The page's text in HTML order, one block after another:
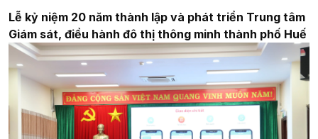
Lễ kỷ niệm 20 năm thành lập và phát triển Trung tâm
Giám sát, điều hành đô thị thông minh thành phố Huế